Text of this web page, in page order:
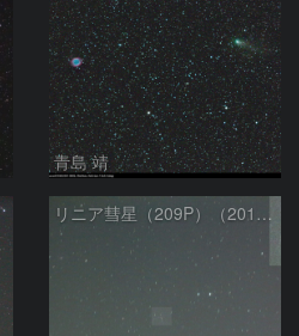
青島 靖
リニア彗星（209P）（20140531）